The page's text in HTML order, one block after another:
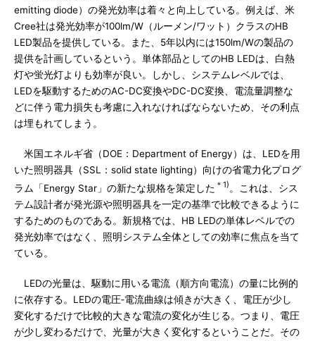
emitting diode）の発光効率は着々と向上している。例えば、米
Cree社は発光効率が100lm/W（ルーメン/ワット）クラスのHB
LED製品を提供している。また、5年以内には150lm/Wの製品の
提供を計画しているという。単体部品としてのHB LEDは、白熱
灯や蛍光灯よりも効率が良い。しかし、システムレベルでは、
LEDを駆動するためのAC-DC変換やDC-DC変換、電流量調整な
どに伴う電力損失も考慮に入れなければならないため、その利点
は埋もれてしまう。
米国エネルギ省（DOE：Department of Energy）は、LEDを用
いた照明器具（SSL：solid state lighting）向けの省電力化プログ
ラム「Energy Star」の新たな規格を策定した ＊1) 。これは、シス
テム設計者が発光源や照明器具を一定の基準で比較できるように
するためのものである。新規格では、HB LEDの単体レベルでの
発光効率ではなく、照明システム全体としての効率に焦点を当て
ている。
LEDの光量は、駆動に用いる電流（順方向電流）の量に比例的
に依存する。LEDの電圧‐電流曲線は傾きが大きく、電圧が少し
変化するだけで比較的大きな電流の変化が生じる。つまり、電圧
が少し変わるだけで、光量が大きく変化するということだ。その